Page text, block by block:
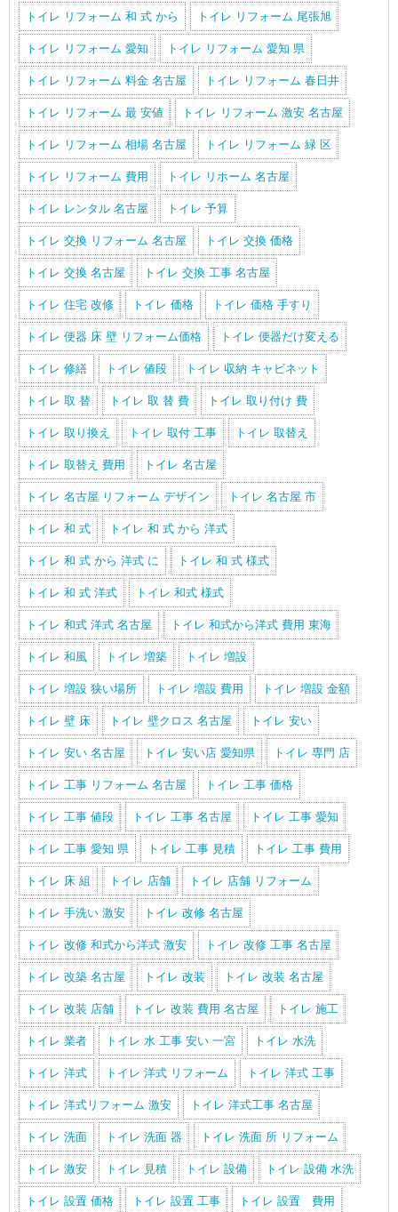
トイレ リフォーム 和 式 から トイレ リフォーム 尾張旭
トイレ リフォーム 愛知 トイレ リフォーム 愛知 県
トイレ リフォーム 料金 名古屋 トイレ リフォーム 春日井
トイレ リフォーム 最 安値 トイレ リフォーム 激安 名古屋
トイレ リフォーム 相場 名古屋 トイレ リフォーム 緑 区
トイレ リフォーム 費用 トイレ リホーム 名古屋
トイレ レンタル 名古屋 トイレ 予算
トイレ 交換 リフォーム 名古屋 トイレ 交換 価格
トイレ 交換 名古屋 トイレ 交換 工事 名古屋
トイレ 住宅 改修 トイレ 価格 トイレ 価格 手すり
トイレ 便器 床 壁 リフォーム価格 トイレ 便器だけ変える
トイレ 修繕 トイレ 値段 トイレ 収納 キャビネット
トイレ 取 替 トイレ 取 替 費 トイレ 取り付け 費
トイレ 取り換え トイレ 取付 工事 トイレ 取替え
トイレ 取替え 費用 トイレ 名古屋
トイレ 名古屋 リフォーム デザイン トイレ 名古屋 市
トイレ 和 式 トイレ 和 式 から 洋式
トイレ 和 式 から 洋式 に トイレ 和 式 様式
トイレ 和 式 洋式 トイレ 和式 様式
トイレ 和式 洋式 名古屋 トイレ 和式から洋式 費用 東海
トイレ 和風 トイレ 増築 トイレ 増設
トイレ 増設 狭い場所 トイレ 増設 費用 トイレ 増設 金額
トイレ 壁 床 トイレ 壁クロス 名古屋 トイレ 安い
トイレ 安い 名古屋 トイレ 安い店 愛知県 トイレ 専門 店
トイレ 工事 リフォーム 名古屋 トイレ 工事 価格
トイレ 工事 値段 トイレ 工事 名古屋 トイレ 工事 愛知
トイレ 工事 愛知 県 トイレ 工事 見積 トイレ 工事 費用
トイレ 床 組 トイレ 店舗 トイレ 店舗 リフォーム
トイレ 手洗い 激安 トイレ 改修 名古屋
トイレ 改修 和式から洋式 激安 トイレ 改修 工事 名古屋
トイレ 改築 名古屋 トイレ 改装 トイレ 改装 名古屋
トイレ 改装 店舗 トイレ 改装 費用 名古屋 トイレ 施工
トイレ 業者 トイレ 水 工事 安い 一宮 トイレ 水洗
トイレ 洋式 トイレ 洋式 リフォーム トイレ 洋式 工事
トイレ 洋式リフォーム 激安 トイレ 洋式工事 名古屋
トイレ 洗面 トイレ 洗面 器 トイレ 洗面 所 リフォーム
トイレ 激安 トイレ 見積 トイレ 設備 トイレ 設備 水洗
トイレ 設置 価格 トイレ 設置 工事 トイレ 設置 費用